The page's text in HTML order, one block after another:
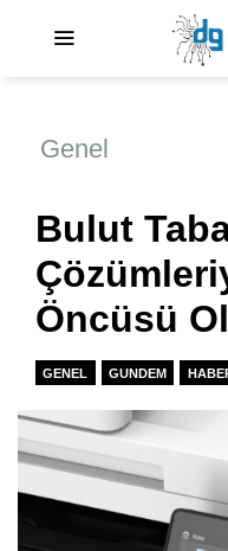
Genel
Bulut
Öncüsü Ol
GENEL GUNDEM